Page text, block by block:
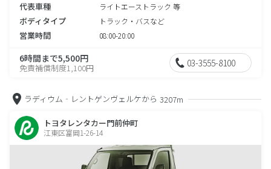
代表車種 ライトエーストラック 等
ボディタイプ トラック・バスなど
営業時間 08:00-20:00
6時間まで5,500円
免責補償制度1,100円 03-3555-8100
ラディウム‐レントゲンヴェルケから 3207m
トヨタレンタカー門前仲町
江東区富岡1-26-14